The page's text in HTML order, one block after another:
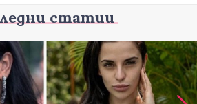
статии